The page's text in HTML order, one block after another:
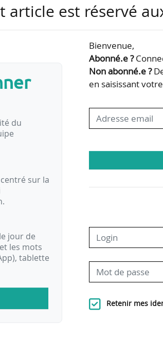
», déclare à News Tank Gautier
en Espagne et l’Italie. En
en bornes Driveco et…
article est réservé
du
sur la
jour de
les mots
tablette
Bienvenue,
Abonné.e ?
Non abonné.e ?
en saisissant
Retenir mes